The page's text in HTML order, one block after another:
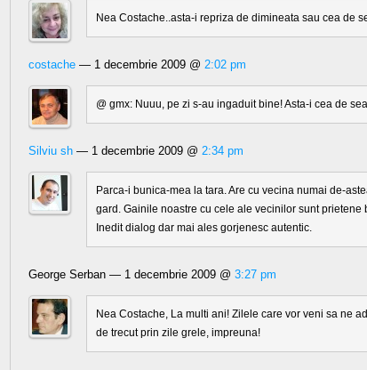
Nea Costache..asta-i repriza de dimineata sau cea de
costache — 1 decembrie 2009 @ 2:02 pm
@ gmx: Nuuu, pe zi s-au ingaduit bine! Asta-i cea de
Silviu sh — 1 decembrie 2009 @ 2:34 pm
Parca-i bunica-mea la tara. Are cu vecina numai de-
gard. Gainile noastre cu cele ale vecinilor sunt prietene
Inedit dialog dar mai ales gorjenesc autentic.
George Serban — 1 decembrie 2009 @ 3:27 pm
Nea Costache, La multi ani! Zilele care vor veni sa ne
de trecut prin zile grele, impreuna!